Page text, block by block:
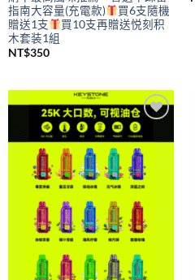
指南大容量(充電款)
買6支隨機
贈送1支
買10支再贈送悦刻积
木套装1組
NT$350
Add to
wishlist